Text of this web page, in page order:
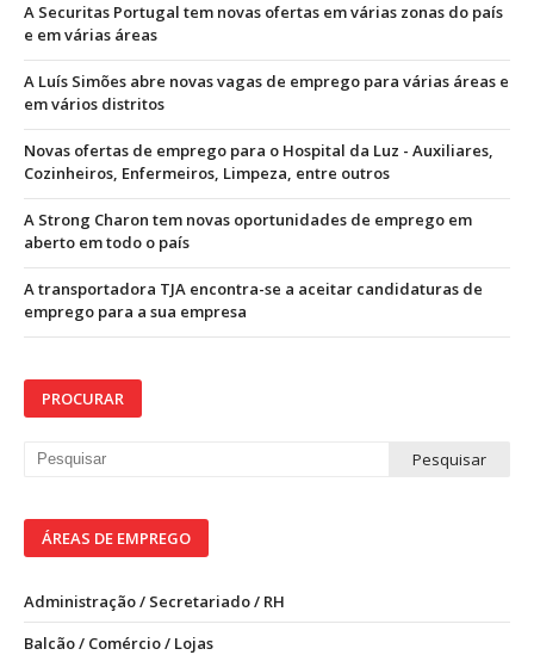
A Securitas Portugal tem novas ofertas em várias zonas do país
e em várias áreas
A Luís Simões abre novas vagas de emprego para várias áreas e
em vários distritos
Novas ofertas de emprego para o Hospital da Luz - Auxiliares,
Cozinheiros, Enfermeiros, Limpeza, entre outros
A Strong Charon tem novas oportunidades de emprego em
aberto em todo o país
A transportadora TJA encontra-se a aceitar candidaturas de
emprego para a sua empresa
PROCURAR
ÁREAS DE EMPREGO
Administração / Secretariado / RH
Balcão / Comércio / Lojas